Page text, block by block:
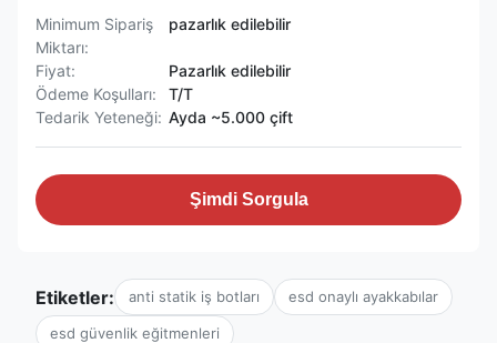
Minimum Sipariş
Miktarı:
pazarlık edilebilir
Fiyat:
Pazarlık edilebilir
Ödeme Koşulları:
T/T
Tedarik Yeteneği: Ayda ~5.000 çift
Şimdi Sorgula
Etiketler: anti statik iş botları esd onaylı ayakkabılar
esd güvenlik eğitmenleri